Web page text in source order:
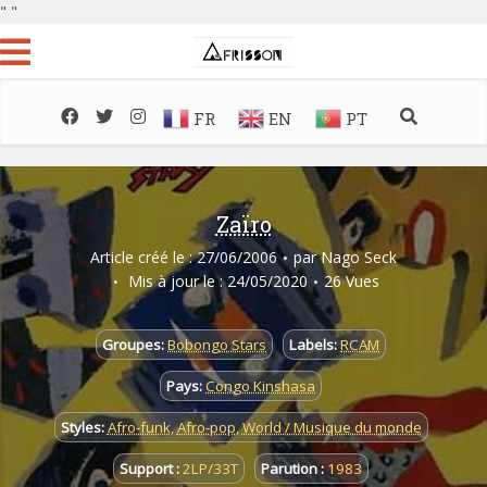
" "
FR EN PT
Zaïro
Article créé le : 27/06/2006 par Nago Seck
Mis à jour le : 24/05/2020
26 Vues
Groupes:Bobongo Stars Labels:RCAM
Pays:Congo Kinshasa
Styles:Afro-funk,Afro-pop,World / Musique du monde
Support :2LP/33T Parution :1983